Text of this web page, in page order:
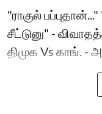
"ராகுல்
சீட்டுனு" -
திமுக Vs காங். -